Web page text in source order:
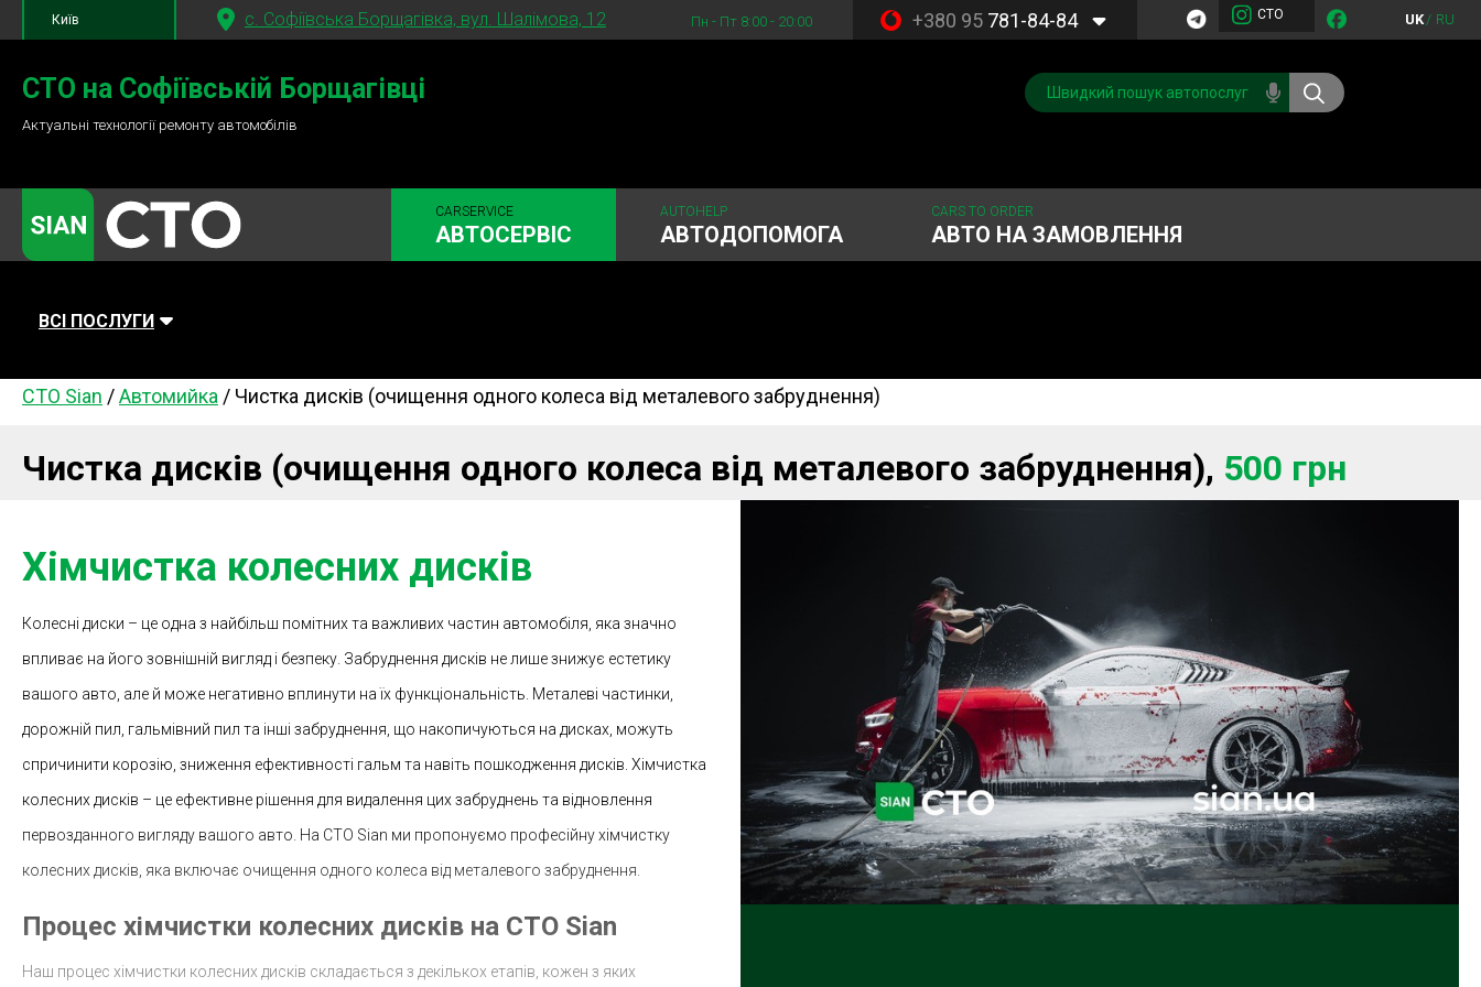
Київ c. Софіївська Борщагівка, вул. Шалімова, 12 Пн - Пт 8:00 - 20:00 +380 95781-84-84 СТО UK/ RU
+380 95781-84-84
+380 98791-84-84
СТО на Софіївській Борщагівці
Актуальні технології ремонту автомобілів
CARSERVICE
АВТОСЕРВІС
AUTOHELP
АВТОДОПОМОГА
CARS TO ORDER
АВТО НА ЗАМОВЛЕННЯ
ВСІ ПОСЛУГИ
Автомийка Планове ТО Паливна система Рульове керування Акумулятори
Гальмівна система Заміна Ременей
СТО Sian /Автомийка / Чистка дисків (очищення одного колеса від металевого забруднення)
Чистка дисків (очищення одного колеса від металевого забруднення), 500 грн
Хімчистка колесних дисків
Колесні диски – це одна з найбільш помітних та важливих частин автомобіля, яка значно
впливає на його зовнішній вигляд і безпеку. Забруднення дисків не лише знижує естетику
вашого авто, але й може негативно вплинути на їх функціональність. Металеві частинки,
дорожній пил, гальмівний пил та інші забруднення, що накопичуються на дисках, можуть
спричинити корозію, зниження ефективності гальм та навіть пошкодження дисків. Хімчистка
колесних дисків – це ефективне рішення для видалення цих забруднень та відновлення
первозданного вигляду вашого авто. На СТО Sian ми пропонуємо професійну хімчистку
колесних дисків, яка включає очищення одного колеса від металевого забруднення.
Процес хімчистки колесних дисків на СТО Sian
Наш процес хімчистки колесних дисків складається з декількох етапів, кожен з яких